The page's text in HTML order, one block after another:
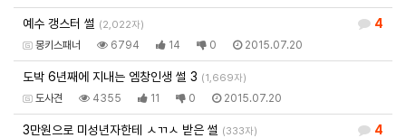
4
예수 갱스터 썰 (2,022자)
몽키스패너 6794 14 0 2015.07.20
도박 6년째에 지내는 엠창인생 썰 3 (1,669자)
도사견 4355 11 0 2015.07.20
4
3만원으로 미성년자한테 ㅅㄲㅅ 받은 썰 (333자)